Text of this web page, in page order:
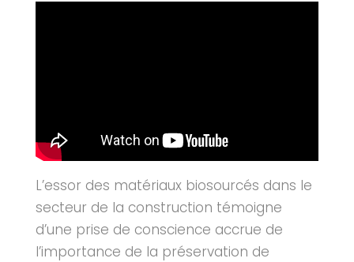
L’essor des matériaux biosourcés dans le
secteur de la construction témoigne
d’une prise de conscience accrue de
l’importance de la préservation de